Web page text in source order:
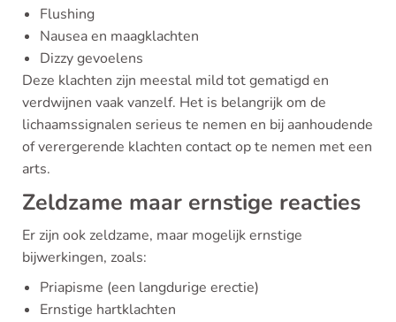
Flushing
Nausea en maagklachten
Dizzy gevoelens
Deze klachten zijn meestal mild tot gematigd en
verdwijnen vaak vanzelf. Het is belangrijk om de
lichaamssignalen serieus te nemen en bij aanhoudende
of verergerende klachten contact op te nemen met een
arts.
Zeldzame maar ernstige reacties
Er zijn ook zeldzame, maar mogelijk ernstige
bijwerkingen, zoals:
Priapisme (een langdurige erectie)
Ernstige hartklachten